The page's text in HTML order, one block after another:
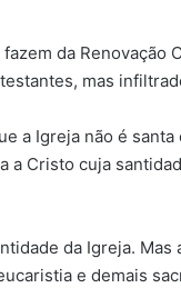
da Renovação
mas
a Igreja não é
a Cristo cuja
da Igreja.
e demais